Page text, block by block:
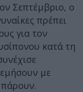
Σεπτέμβριο, ο
πρέπει
για τον
κατά τη
με
πάρουν.